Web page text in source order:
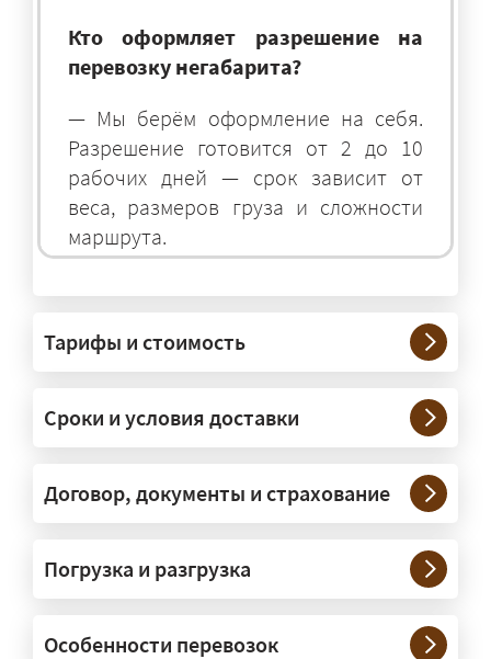
Кто оформляет разрешение на
перевозку негабарита?
— Мы берём оформление на себя.
Разрешение готовится от 2 до 10
рабочих дней — срок зависит от
веса, размеров груза и сложности
маршрута.
— На тралах и низкорамниках —
платформах, рассчитанных на
крупногабаритную технику и
конструкции. Транспорт подбираем
под конкретные размеры и вес груза.
сопровождение?
организуем. Потребность в машинах
Тарифы и стоимость
Сроки и условия доставки
Договор, документы и страхование
Погрузка и разгрузка
Особенности перевозок